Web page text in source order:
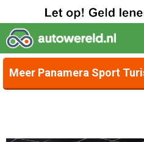
Meer Panamera Sport